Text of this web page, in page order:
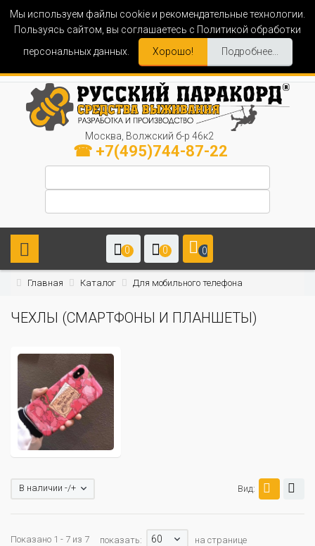
Мы используем файлы cookie и рекомендательные технологии.
Пользуясь сайтом, вы соглашаетесь с Политикой обработки
персональных данных.
Хорошо! Подробнее...
Москва, Волжский б-р 46к2
☎ +7(495)744-87-22
0 0 0
Главная Каталог Для мобильного телефона
ЧЕХЛЫ (СМАРТФОНЫ И ПЛАНШЕТЫ)
Вид:
В наличии -/+
Показано 1 - 7 из 7 показать: 60 на странице